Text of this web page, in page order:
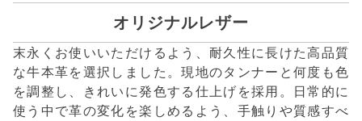
オリジナルレザー
末永くお使いいただけるよう、耐久性に長けた高品質
な牛本革を選択しました。現地のタンナーと何度も色
を調整し、きれいに発色する仕上げを採用。日常的に
使う中で革の変化を楽しめるよう、手触りや質感すべ